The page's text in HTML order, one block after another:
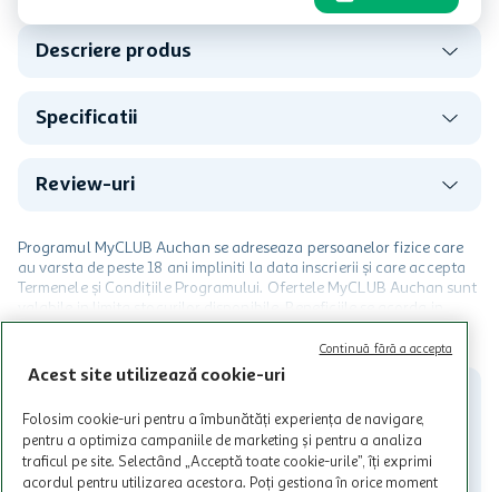
Descriere produs
Specificatii
Review-uri
Programul MyCLUB Auchan se adreseaza persoanelor fizice care
au varsta de peste 18 ani impliniti la data inscrierii și care accepta
Termenele și Condițiile Programului. Ofertele MyCLUB Auchan sunt
limita a 12 unitati / card client o singura data in perioada promotiei.
Cardul poate fi utilizat doar in legatura cu magazinele Auchan
participante și pentru acțiuni promotionale indicate de Auchan si
nu raspunde pentru imposibilitatea utilizarii Cardului in perioada in
care aceste este suspendat sau in perioada in care sunt efectuate
intretineri sau reparatii tehnice la sistemul de utilizarea al Cardului.
Acest site utilizează cookie-uri
Folosim cookie-uri pentru a îmbunătăți experiența de navigare,
pentru a optimiza campaniile de marketing și pentru a analiza
traficul pe site. Selectând „Acceptă toate cookie-urile”, îți exprimi
acordul pentru utilizarea acestora. Poți gestiona în orice moment
Continuă fără a accepta